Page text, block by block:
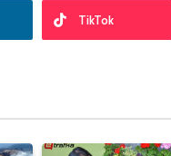
TikTok